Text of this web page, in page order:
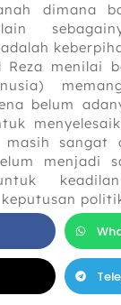
dimana
Reza menilai
belum
sangat
menjadi